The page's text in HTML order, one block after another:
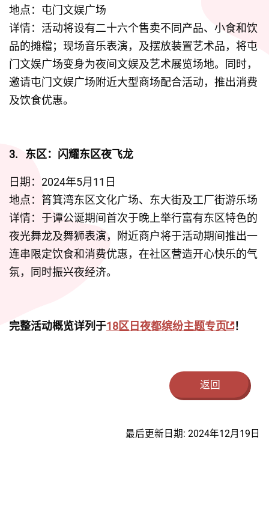
地点：屯门文娱广场
详情：活动将设有二十六个售卖不同产品、小食和饮
品的摊檔；现场音乐表演，及摆放装置艺术品，将屯
门文娱广场变身为夜间文娱及艺术展览场地。同时，
邀请屯门文娱广场附近大型商场配合活动，推出消费
及饮食优惠。
3. 东区：闪耀东区夜飞龙
日期：2024年5月11日
地点：筲箕湾东区文化广场、东大街及工厂街游乐场
详情：于谭公诞期间首次于晚上举行富有东区特色的
夜光舞龙及舞狮表演，附近商户将于活动期间推出一
连串限定饮食和消费优惠，在社区营造开心快乐的气
氛，同时振兴夜经济。
完整活动概览详列于18区日夜都缤纷主题专页 ！
返回
最后更新日期: 2024年12月19日